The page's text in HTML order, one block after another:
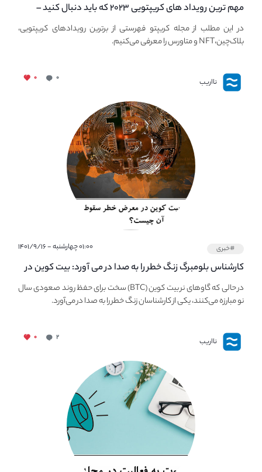
مهم ترین رویداد های کریپتویی ۲۰۲۳ که باید دنبال کنید –
معرفی بهترین رویداد های جهانی
در این مطلب از مجله کریپتو فهرستی از برترین رویدادهای کریپتویی،
بلاک‌چین،NFT و متاورس را معرفی می‌کنیم.
نااریب ۰ ۰
#خبری ۰۱:۰۰ چهارشنبه - ۱۴۰۱/۹/۱۶
کارشناس بلومبرگ زنگ خطر را به صدا در می آورد: بیت کوین در
معرض خطر سقوط بزرگ است - دلیل آن چیست؟در حالی که گاوهای نر بیت کوین (BTC) سخت برای حفظ روند صعودی سال
نو مبارزه می‌کنند، یکی از کارشناسان زنگ خطر را به صدا در می‌آورد.
نااریب ۲ ۰